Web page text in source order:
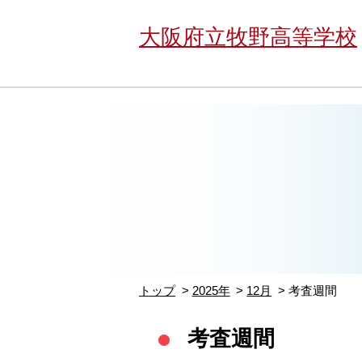
大阪府立牧野高等学校
トップ 2025年 12月 考査週間
考査週間